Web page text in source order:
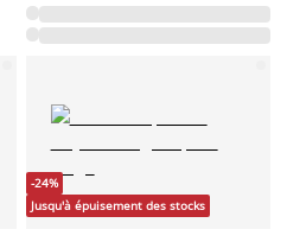
-24%
Jusqu'à épuisement des stocks